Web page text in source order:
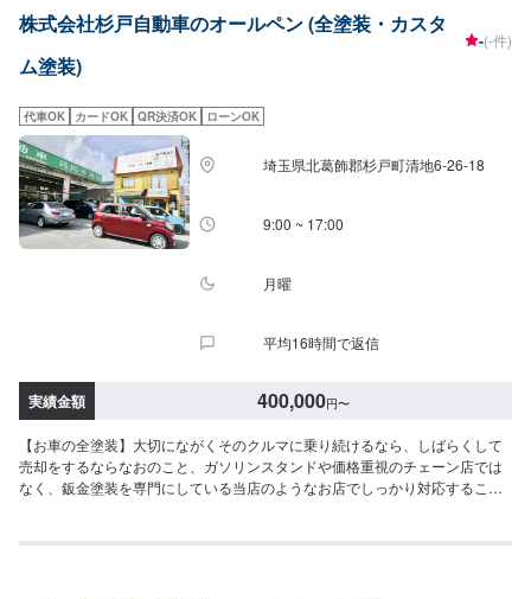
ご納得いただければ作業開始【4】仕上がり次第納車-----納期について-----納
期は通常1月程度で納車となります。車種や条件などにより、納期は前後する
場合がございます。予めご了承ください。-----代車について-----無料の代車を
お客様にご負担いただいております。※内容などにより貸し出し出来かねる場
合もございます。-----ご来店時の注意、受付方法-----入庫の際はお気をつけて
お越しください。駐車スペースは事務所前のお客様駐車スペースに駐車して
ください。受付はスタッフへ「メンテモで予約しました」とお伝えくださ
い。ご案内いたします。
株式会社杉戸自動車のオールペン (全塗装・カスタ
ム塗装)
-(-件)
代車OK カードOK QR決済OK ローンOK
埼玉県北葛飾郡杉戸町清地6-26-18
9:00 ~ 17:00
月曜
平均16時間で返信
実績金額 400,000円〜
【お車の全塗装】大切にながくそのクルマに乗り続けるなら、しばらくして
売却をするならなおのこと、ガソリンスタンドや価格重視のチェーン店では
なく、鈑金塗装を専門にしている当店のようなお店でしっかり対応すること
ければなりません。事前に修理後の完成状態をご覧いただければいいのです